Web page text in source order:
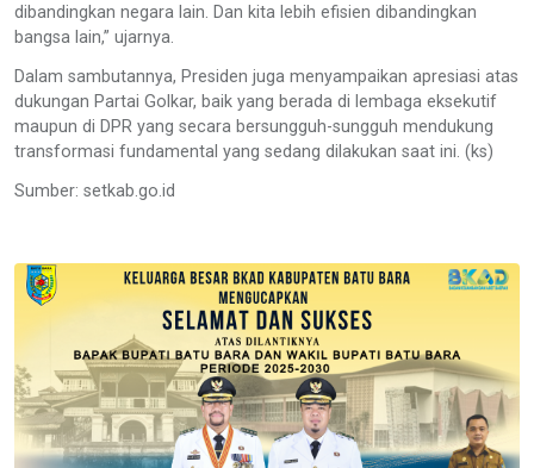
dibandingkan negara lain. Dan kita lebih efisien dibandingkan
bangsa lain,” ujarnya.
Dalam sambutannya, Presiden juga menyampaikan apresiasi atas
dukungan Partai Golkar, baik yang berada di lembaga eksekutif
maupun di DPR yang secara bersungguh-sungguh mendukung
transformasi fundamental yang sedang dilakukan saat ini. (ks)
Sumber: setkab.go.id